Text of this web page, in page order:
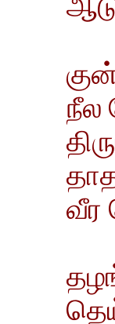
நீல
வீர